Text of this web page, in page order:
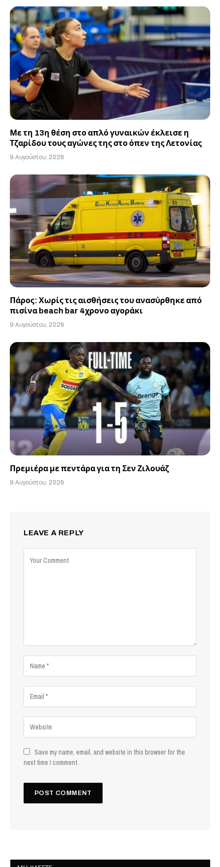
Με τη 13η θέση στο απλό γυναικών έκλεισε η
Τζαρίδου τους αγώνες της στο όπεν της Λετονίας
9 Αυγούστου, 2026
Πάρος: Χωρίς τις αισθήσεις του ανασύρθηκε από
πισίνα beach bar 4χρονο αγοράκι
9 Αυγούστου, 2026
Πρεμιέρα με πεντάρα για τη Σεν Ζιλουάζ
9 Αυγούστου, 2026
LEAVE A REPLY
Save my name, email, and website in this browser for the
next time I comment.